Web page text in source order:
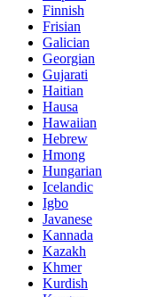
Finnish
Frisian
Galician
Georgian
Gujarati
Haitian
Hausa
Hawaiian
Hebrew
Hmong
Hungarian
Icelandic
Igbo
Javanese
Kannada
Kazakh
Khmer
Kurdish